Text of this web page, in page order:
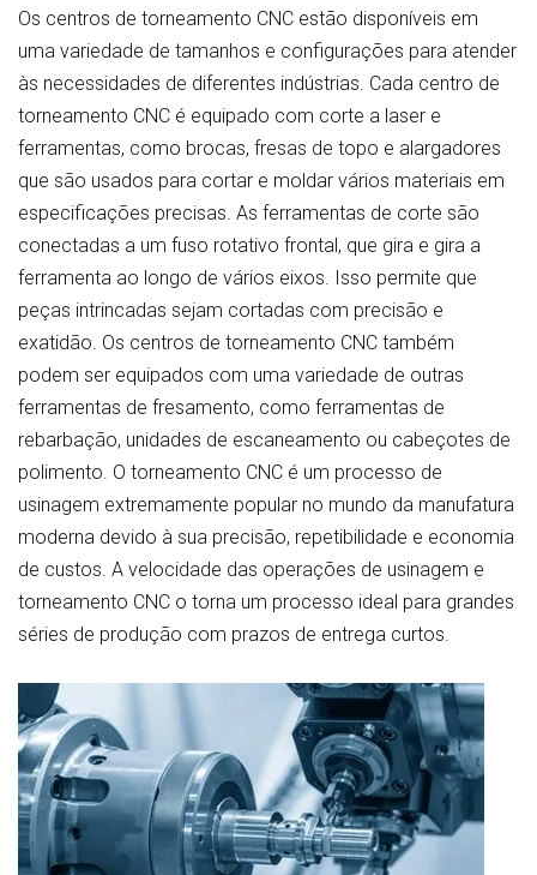
Os centros de torneamento CNC estão disponíveis em
uma variedade de tamanhos e configurações para atender
às necessidades de diferentes indústrias. Cada centro de
torneamento CNC é equipado com corte a laser e
ferramentas, como brocas, fresas de topo e alargadores
que são usados para cortar e moldar vários materiais em
especificações precisas. As ferramentas de corte são
conectadas a um fuso rotativo frontal, que gira e gira a
ferramenta ao longo de vários eixos. Isso permite que
peças intrincadas sejam cortadas com precisão e
exatidão. Os centros de torneamento CNC também
podem ser equipados com uma variedade de outras
ferramentas de fresamento, como ferramentas de
rebarbação, unidades de escaneamento ou cabeçotes de
polimento. O torneamento CNC é um processo de
usinagem extremamente popular no mundo da manufatura
moderna devido à sua precisão, repetibilidade e economia
de custos. A velocidade das operações de usinagem e
torneamento CNC o torna um processo ideal para grandes
séries de produção com prazos de entrega curtos.